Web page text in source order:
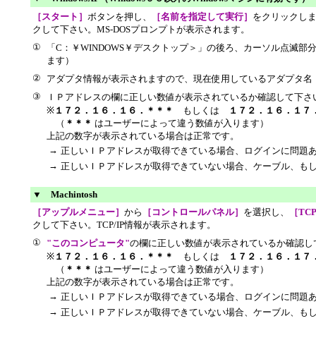
［スタート］ ボタンを押し、 ［名前を指定して実行］ をクリックし
クして下さい。MS-DOSプロンプトが表示されます。
①
「C：￥WINDOWS￥デスクトップ＞」の後ろ、カーソル点滅部
ます）
②
アダプタ情報が表示されますので、現在使用しているアダプタ
③
ＩＰアドレスの欄に正しい数値が表示されているか確認して下さ
※ １７２．１６．１６．＊＊＊ もしくは
１７２．１６．１７
（ ＊＊＊ はユーザーによって違う数値が入ります）
上記の数字が表示されている場合は正常です。
→ 正しいＩＰアドレスが取得できている場合、ログインに問題
→ 正しいＩＰアドレスが取得できていない場合、ケーブル、も
▼ Machintosh
［アップルメニュー］ から ［コントロールパネル］ を選択し、
［
クして下さい。TCP/IP情報が表示されます。
①
"このコンピュータ"の欄に正しい数値が表示されているか確認し
※ １７２．１６．１６．＊＊＊ もしくは
１７２．１６．１７
（ ＊＊＊ はユーザーによって違う数値が入ります）
上記の数字が表示されている場合は正常です。
→ 正しいＩＰアドレスが取得できている場合、ログインに問題
→ 正しいＩＰアドレスが取得できていない場合、ケーブル、も